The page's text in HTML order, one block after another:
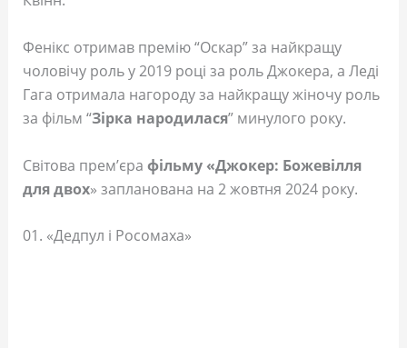
Фенікс отримав премію “Оскар” за найкращу
чоловічу роль у 2019 році за роль Джокера, а Леді
Гага отримала нагороду за найкращу жіночу роль
за фільм “Зірка народилася” минулого року.
Світова прем’єра фільму «Джокер: Божевілля
для двох» запланована на 2 жовтня 2024 року.
01. «Дедпул і Росомаха»